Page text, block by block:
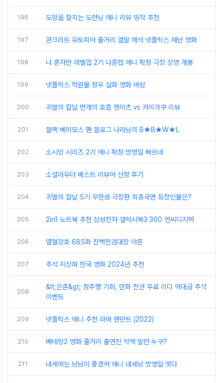
196 도망을 잘치는 도련님 애니 리뷰 띵작 추천
197 콘크리트 유토피아 줄거리 결말 해석 넷플릭스 재난 영화
198 나 혼자만 레벨업 2기 나혼렙 애니 확정 극장 상영 개봉
199 넷플릭스 학원물 정우 실화 영화 바람
200 귀멸의 칼날 번개의 호흡 젠이츠 vs 카이가쿠 리뷰
201 블랙 베히모스 팬 블로그 나라님의 B★B★W★L
202 소시민 시리즈 2기 애니 확정 방영일 빠르네
203 소셜라우더 베스트 리뷰어 선정 후기
204 귀멸의 칼날 5기 무한성 극장판 최종국면 등장인물은?
205 2in1 노트북 추천 삼성전자 갤럭시북3 360 엔씨디지텍
206 열혈강호 685화 잔백천검대장 야흔
207 추석 지상파 한국 영화 2024년 추천
208
&lt;은혼&gt; 정주행 기회, 만화 전권 무료 리디 역대급 추석
이벤트
209 넷플릭스 애니 추천 라바 펜던트 (2022)
210 베테랑2 영화 줄거리 출연진 악역 빌런 누구?
211 내세에는 남남이 좋겠어 애니 내세남 방영일 떳다